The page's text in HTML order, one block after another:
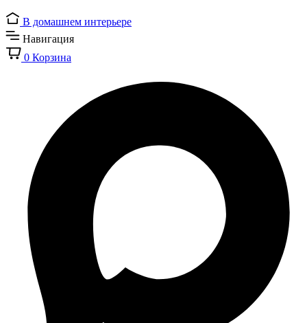
В домашнем интерьере
Навигация
0 Корзина